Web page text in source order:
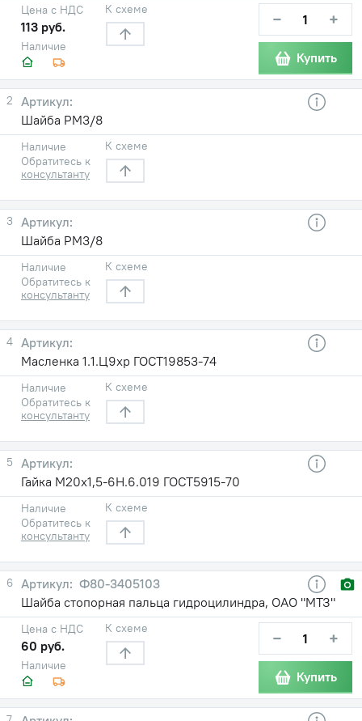
Наличие
Цена с НДС
113 руб.
К схеме − +
Купить
2
Шайба РМ3/8
Наличие
Обратитесь к
консультанту
К схеме
3
Шайба РМ3/8
Наличие
Обратитесь к
консультанту
К схеме
4
Масленка 1.1.Ц9хр ГОСТ19853-74
Наличие
Обратитесь к
консультанту
К схеме
5
Гайка М20х1,5-6Н.6.019 ГОСТ5915-70
Наличие
Обратитесь к
консультанту
К схеме
6
Ф80-3405103
Шайба стопорная пальца гидроцилиндра, ОАО "МТЗ"
Наличие
Цена с НДС
60 руб.
К схеме − +
Купить